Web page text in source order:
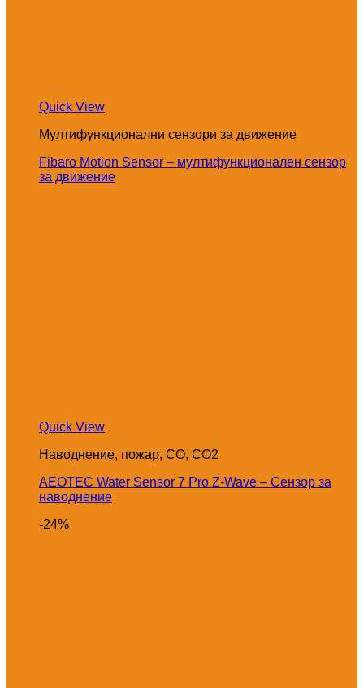
Quick View
Мултифункционални сензори за движение
Fibaro Motion Sensor – мултифункционален сензор
за движение
Quick View
Наводнение, пожар, CO, CO2
AEOTEC Water Sensor 7 Pro Z-Wave – Сензор за
наводнение
-24%